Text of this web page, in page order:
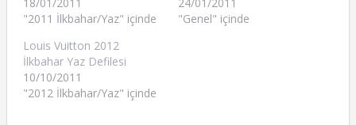
"2011 İlkbahar/Yaz" içinde
"Genel" içinde
Louis Vuitton 2012
İlkbahar Yaz Defilesi
10/10/2011
"2012 İlkbahar/Yaz" içinde